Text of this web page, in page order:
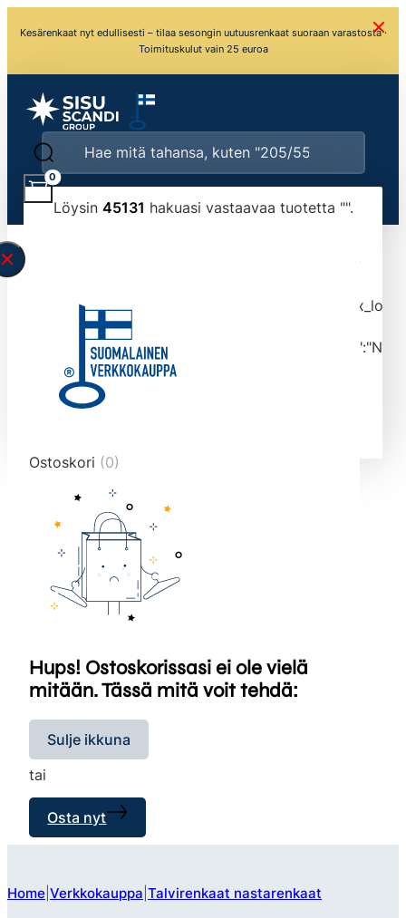
Kesärenkaat nyt edullisesti – tilaa sesongin uutuusrenkaat suoraan varastosta ·
Toimituskulut vain 25 euroa
Löysin 45131 hakuasi vastaavaa tuotetta "".
typed the search query correctly.<br>Currently
tmlmvi","meta_query":
data-original-query-vars="[]" data-page="1"
data-max-pages="4514" data-start="1" data-
end="10">
0
Ostoskori (0)
Hups! Ostoskorissasi ei ole vielä
mitään. Tässä mitä voit tehdä:
Sulje ikkuna
tai
Osta nyt
Home Verkkokauppa Talvirenkaat nastarenkaat